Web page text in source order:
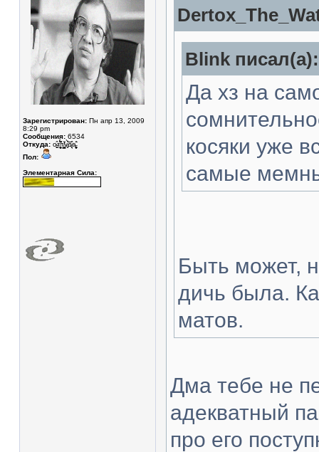
Зарегистрирован: Пн апр 13, 2009
8:29 pm
Сообщения: 6534
Откуда: о̴̥̳̂т̸̥͎̲̮̖̽́̈́͆т̸̛̛͇͙͓̼̠̐у̷͓̾̀͝͝͝д̷̘̈а̵̧̩͓̬͚̊̄͘
Пол:
Элементарная Сила:
Blink писал(а):
Да хз на
косяки уже
самые
Быть может,
дичь была.
матов.
Дма тебе не
адекватный
про его